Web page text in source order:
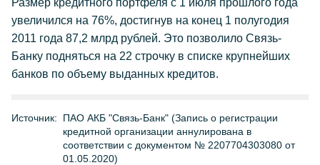
Размер кредитного портфеля с 1 июля прошлого года
увеличился на 76%, достигнув на конец 1 полугодия
2011 года 87,2 млрд рублей. Это позволило Связь-
Банку подняться на 22 строчку в списке крупнейших
банков по объему выданных кредитов.
Источник:
ПАО АКБ "Связь-Банк" (Запись о регистрации
кредитной организации аннулирована в
соответствии с документом № 2207704303080 от
01.05.2020)